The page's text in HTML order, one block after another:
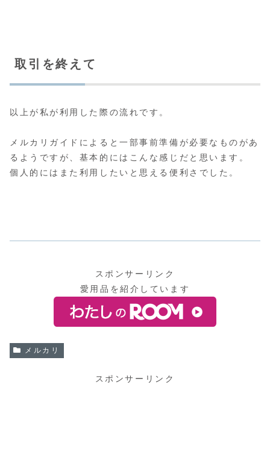
取引を終えて
以上が私が利用した際の流れです。
メルカリガイドによると一部事前準備が必要なものがあ
るようですが、基本的にはこんな感じだと思います。
個人的にはまた利用したいと思える便利さでした。
スポンサーリンク
愛用品を紹介しています
メルカリ
スポンサーリンク